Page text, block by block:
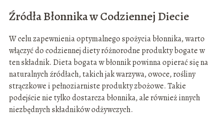
Źródła Błonnika w Codziennej Diecie
W celu zapewnienia optymalnego spożycia błonnika, warto
włączyć do codziennej diety różnorodne produkty bogate w
ten składnik. Dieta bogata w błonnik powinna opierać się na
naturalnych źródłach, takich jak warzywa, owoce, rośliny
strączkowe i pełnoziarniste produkty zbożowe. Takie
podejście nie tylko dostarcza błonnika, ale również innych
niezbędnych składników odżywczych.